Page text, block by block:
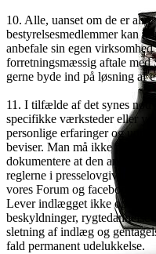
10. Alle, uanset om de er
bestyrelsesmedlemmer kan
anbefale sin egen
forretningsmæssig aftale med
gerne byde ind på løsning af
11. I tilfælde af det synes
specifikke værksteder eller
personlige erfaringer og
beviser. Man må ikke poste
dokumentere at den anden
reglerne i
vores Forum og facebook
Lever indlægget ikke op til
beskyldninger,
sletning af indlæg og
fald permanent udelukkelse.